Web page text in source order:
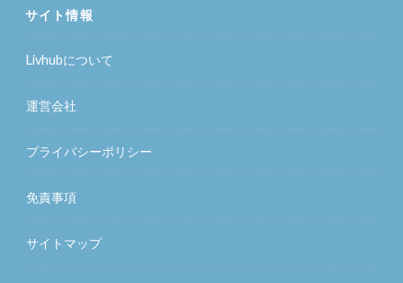
サイト情報
Livhubについて
運営会社
プライバシーポリシー
免責事項
サイトマップ